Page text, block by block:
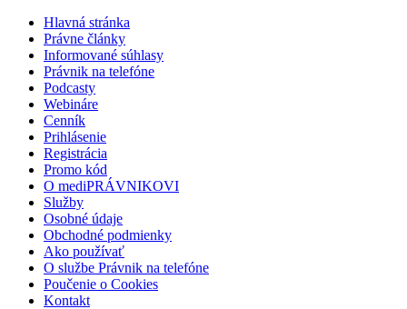
Hlavná stránka
Právne články
Informované súhlasy
Právnik na telefóne
Podcasty
Webináre
Cenník
Prihlásenie
Registrácia
Promo kód
O mediPRÁVNIKOVI
Služby
Osobné údaje
Obchodné podmienky
Ako používať
O službe Právnik na telefóne
Poučenie o Cookies
Kontakt